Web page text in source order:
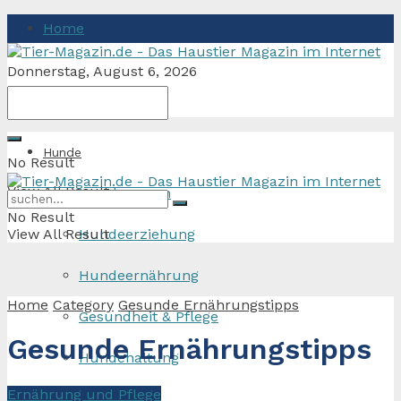
Home
Donnerstag, August 6, 2026
No Result
View All Result
Hunde
Hunderassen
Hundeerziehung
Hundeernährung
Gesundheit & Pflege
Hundehaltung
No Result
View All Result
Home Category Gesunde Ernährungstipps
Gesunde Ernährungstipps
Ernährung und Pflege